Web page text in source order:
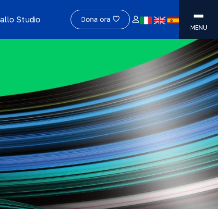
Studio Dona ora
MENU